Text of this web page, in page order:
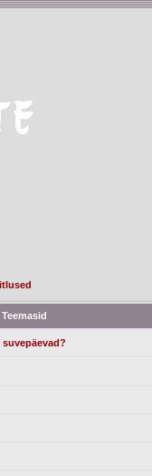
Teemasid
suvepäevad?